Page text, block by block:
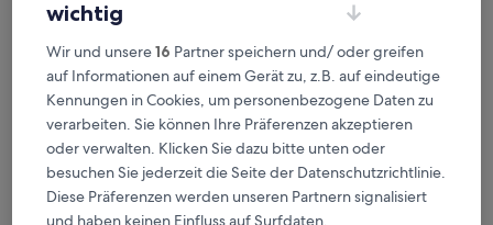
Best Western Plus Hotel Gergovie
Best Western Plus Hotel Gergovie
4.0-
Sterne-
Unterkunft
1,6 km von Bahnhof Sarlieve-Cournon entfernt
9.2
von
9,2/10 Wunderbar (734 Bewertungen)
Der
107 €
wichtig
Wir und unsere16 Partner speichern und/ oder greifen
auf Informationen auf einem Gerät zu, z.B. auf eindeutige
Kennungen in Cookies, um personenbezogene Daten zu
verarbeiten. Sie können Ihre Präferenzen akzeptieren
oder verwalten. Klicken Sie dazu bitte unten oder
besuchen Sie jederzeit die Seite der Datenschutzrichtlinie.
Diese Präferenzen werden unseren Partnern signalisiert